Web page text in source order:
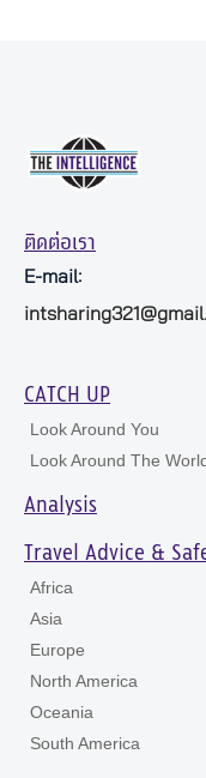
ติดต่อเรา
E-mail:
CATCH UP
Look Around You
Look Around The
Analysis
Travel Advice &
Africa
Asia
Europe
North America
Oceania
South America